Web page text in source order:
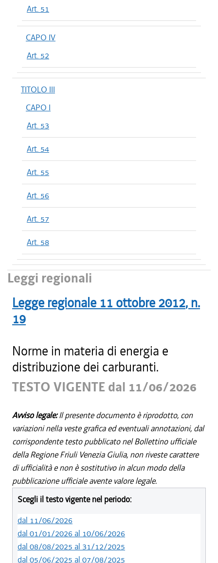
Art. 51
CAPO IV
Art. 52
TITOLO III
CAPO I
Art. 53
Art. 54
Art. 55
Art. 56
Art. 57
Art. 58
Leggi regionali
Legge regionale 11 ottobre 2012, n.
19
Norme in materia di energia e
distribuzione dei carburanti.
TESTO VIGENTE dal 11/06/2026
Avviso legale:Il presente documento è riprodotto, con
variazioni nella veste grafica ed eventuali annotazioni, dal
corrispondente testo pubblicato nel Bollettino ufficiale
della Regione Friuli Venezia Giulia, non riveste carattere
di ufficialità e non è sostitutivo in alcun modo della
pubblicazione ufficiale avente valore legale.
Scegli il testo vigente nel periodo:
dal 11/06/2026
dal 01/01/2026 al 10/06/2026
dal 08/08/2025 al 31/12/2025
dal 05/06/2025 al 07/08/2025